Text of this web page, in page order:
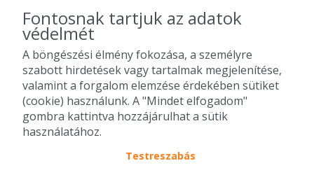
2010-2026 Copyright - Falatozz.hu - Diston-line Kft.
Fontosnak tartjuk az adatok
védelmét
A böngészési élmény fokozása, a személyre
szabott hirdetések vagy tartalmak megjelenítése,
valamint a forgalom elemzése érdekében sütiket
(cookie) használunk. A "Mindet elfogadom"
gombra kattintva hozzájárulhat a sütik
használatához.
Testreszabás